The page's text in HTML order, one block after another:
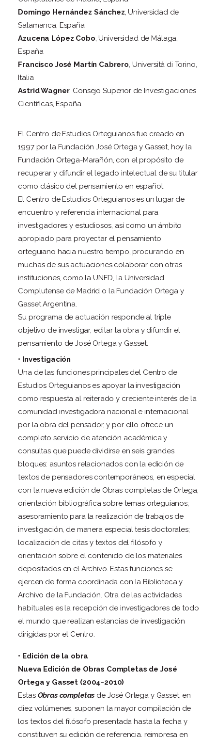
Domingo Hernández Sánchez, Universidad de
Salamanca, España
Azucena López Cobo, Universidad de Málaga,
España
Francisco José Martín Cabrero, Università di Torino,
Italia
Astrid Wagner, Consejo Superior de Investigaciones
Científicas, España
El Centro de Estudios Orteguianos fue creado en
1997 por la Fundación José Ortega y Gasset, hoy la
Fundación Ortega-Marañón, con el propósito de
recuperar y difundir el legado intelectual de su titular
como clásico del pensamiento en español.
El Centro de Estudios Orteguianos es un lugar de
encuentro y referencia internacional para
investigadores y estudiosos, así como un ámbito
apropiado para proyectar el pensamiento
orteguiano hacia nuestro tiempo, procurando en
muchas de sus actuaciones colaborar con otras
instituciones, como la UNED, la Universidad
Complutense de Madrid o la Fundación Ortega y
Gasset Argentina.
Su programa de actuación responde al triple
objetivo de investigar, editar la obra y difundir el
pensamiento de José Ortega y Gasset.
• Investigación
Una de las funciones principales del Centro de
Estudios Orteguianos es apoyar la investigación
como respuesta al reiterado y creciente interés de la
comunidad investigadora nacional e internacional
por la obra del pensador, y por ello ofrece un
completo servicio de atención académica y
consultas que puede dividirse en seis grandes
bloques: asuntos relacionados con la edición de
textos de pensadores contemporáneos, en especial
con la nueva edición de Obras completas de Ortega;
orientación bibliográfica sobre temas orteguianos;
asesoramiento para la realización de trabajos de
investigación, de manera especial tesis doctorales;
localización de citas y textos del filósofo y
orientación sobre el contenido de los materiales
depositados en el Archivo. Estas funciones se
ejercen de forma coordinada con la Biblioteca y
Archivo de la Fundación. Otra de las actividades
habituales es la recepción de investigadores de todo
el mundo que realizan estancias de investigación
dirigidas por el Centro.
• Edición de la obra
Nueva Edición de Obras Completas de José
Ortega y Gasset (2004-2010)
Estas Obras completas de José Ortega y Gasset, en
diez volúmenes, suponen la mayor compilación de
los textos del filósofo presentada hasta la fecha y
constituyen su edición de referencia, reimpresa en